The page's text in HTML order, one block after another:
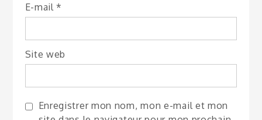
E-mail *
Site web
Enregistrer mon nom, mon e-mail et mon